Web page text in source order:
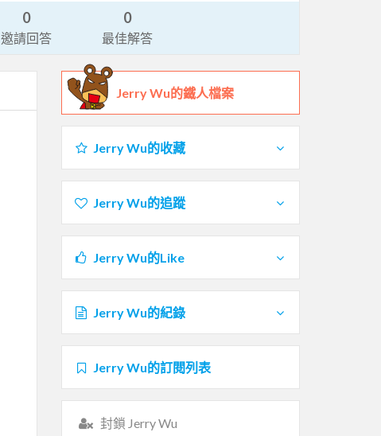
0
邀請回答
0
最佳解答
Jerry Wu的鐵人檔案
Jerry Wu的收藏
Jerry Wu的追蹤
Jerry Wu的Like
Jerry Wu的紀錄
Jerry Wu的訂閱列表
封鎖 Jerry Wu